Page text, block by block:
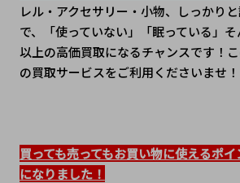
レル・アクセサリー・小物、しっかり
で、「使っていない」「眠っている」
以上の高価買取になるチャンスです！
の買取サービスをご利用くださいませ！
買っても売ってもお買い物に使えるポ
になりました！